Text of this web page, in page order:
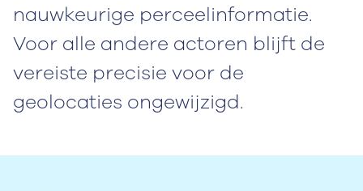
nauwkeurige perceelinformatie.
Voor alle andere actoren blijft de
vereiste precisie voor de
geolocaties ongewijzigd.